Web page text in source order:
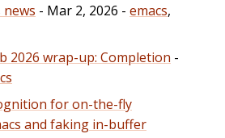
news - Mar 2, 2026 - emacs,
2026 wrap-up: Completion -
for on-the-fly
and faking in-buffer